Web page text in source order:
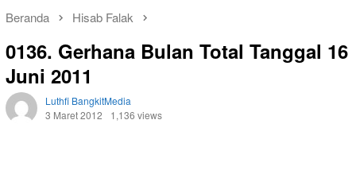
Beranda Hisab Falak
0136. Gerhana Bulan Total Tanggal 16
Juni 2011
Luthfi BangkitMedia
3 Maret 2012
1,136 views